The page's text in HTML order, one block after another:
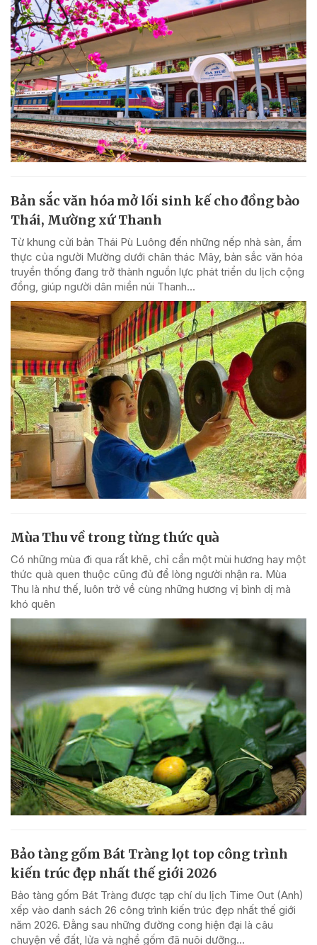
Bản sắc văn hóa mở lối sinh kế cho đồng bào
Thái, Mường xứ Thanh
Từ khung cửi bản Thái Pù Luông đến những nếp nhà sàn, ẩm
thực của người Mường dưới chân thác Mây, bản sắc văn hóa
truyền thống đang trở thành nguồn lực phát triển du lịch cộng
đồng, giúp người dân miền núi Thanh...
Mùa Thu về trong từng thức quà
Có những mùa đi qua rất khẽ, chỉ cần một mùi hương hay một
thức quà quen thuộc cũng đủ để lòng người nhận ra. Mùa
Thu là như thế, luôn trở về cùng những hương vị bình dị mà
khó quên
Bảo tàng gốm Bát Tràng lọt top công trình
kiến trúc đẹp nhất thế giới 2026
Bảo tàng gốm Bát Tràng được tạp chí du lịch Time Out (Anh)
xếp vào danh sách 26 công trình kiến trúc đẹp nhất thế giới
năm 2026. Đằng sau những đường cong hiện đại là câu
chuyện về đất, lửa và nghề gốm đã nuôi dưỡng...